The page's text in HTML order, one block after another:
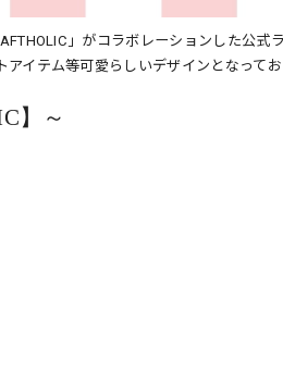
」がコラボレーションした公式
イテム等可愛らしいデザインとなってお
】～